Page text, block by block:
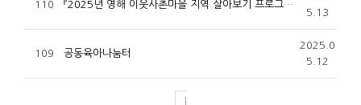
110 『2025년 영해 이웃사촌마을 지역 살아보기 프로그램 기획 및 운영 용역』 제안서 평가위원(후보자)등록 모집 공고
5.13
109 공동육아나눔터
2025.0
5.12